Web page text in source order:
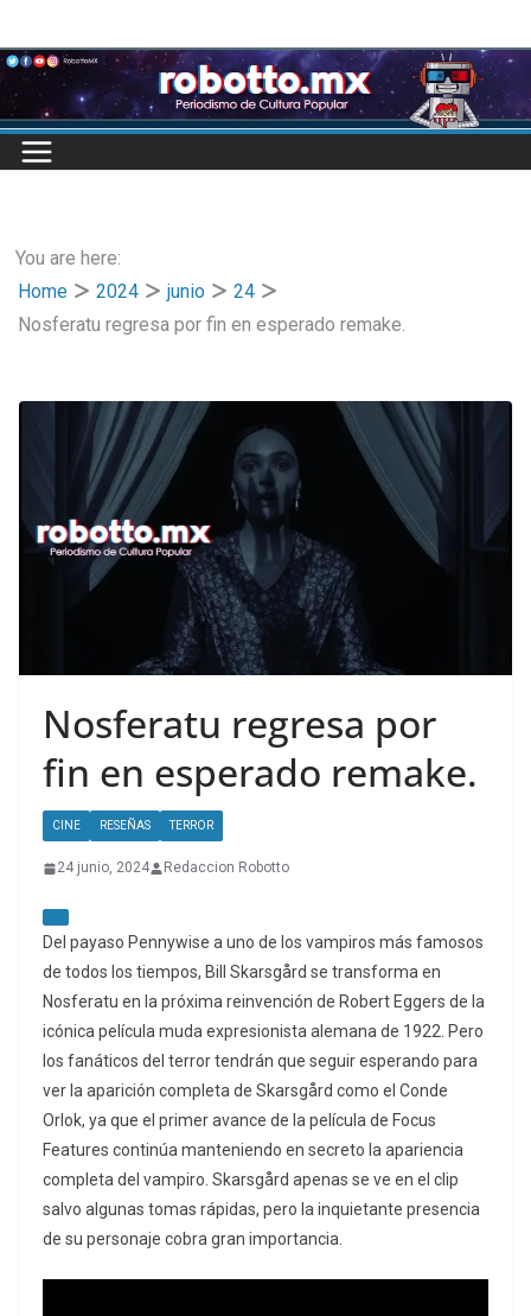
to
content
You are here:
Home
2024 junio
24
Nosferatu regresa por fin en esperado remake.
Nosferatu regresa por
fin en esperado remake.
CINE RESEÑAS TERROR
24 junio, 2024 Redaccion Robotto
Del payaso Pennywise a uno de los vampiros más famosos
de todos los tiempos, Bill Skarsgård se transforma en
Nosferatu en la próxima reinvención de Robert Eggers de la
icónica película muda expresionista alemana de 1922. Pero
los fanáticos del terror tendrán que seguir esperando para
ver la aparición completa de Skarsgård como el Conde
Orlok, ya que el primer avance de la película de Focus
Features continúa manteniendo en secreto la apariencia
completa del vampiro. Skarsgård apenas se ve en el clip
salvo algunas tomas rápidas, pero la inquietante presencia
de su personaje cobra gran importancia.